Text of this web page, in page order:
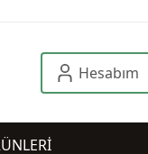
Hesabım